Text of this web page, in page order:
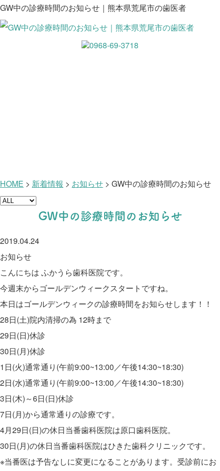
GW中の診療時間のお知らせ｜熊本県荒尾市の歯医者
HOME > 新着情報 > お知らせ > GW中の診療時間のお知らせ
GW中の診療時間のお知らせ
2019.04.24
お知らせ
こんにちは ふかうら歯科医院です。
今週末からゴールデンウィークスタートですね。
本日はゴールデンウィークの診療時間をお知らせします！！
28日(土)院内清掃の為 12時まで
29日(日)休診
30日(月)休診
1日(火)通常通り(午前9:00~13:00／午後14:30~18:30)
2日(水)通常通り(午前9:00~13:00／午後14:30~18:30)
3日(木)～6日(日)休診
7日(月)から通常通りの診療です。
4月29日(日)の休日当番歯科医院は原口歯科医院。
30日(月)の休日当番歯科医院はひきた歯科クリニックです。
※当番医は予告なしに変更になることがあります。受診前にお